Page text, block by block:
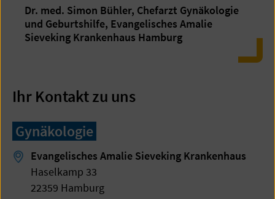
Dr. med. Simon Bühler, Chefarzt Gynäkologie
und Geburtshilfe, Evangelisches Amalie
Sieveking Krankenhaus Hamburg
Ihr Kontakt zu uns
Gynäkologie
Evangelisches Amalie Sieveking Krankenhaus
Haselkamp 33
22359 Hamburg